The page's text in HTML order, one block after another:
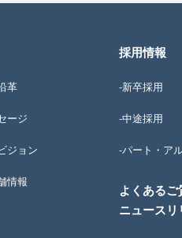
革
ージ
ジョン
情報
採用情報
-新卒採用
-中途採用
-パート・ア
よくあるご
ニュースリ